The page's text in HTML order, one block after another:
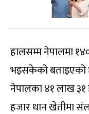
हालसम्म नेपालमा
भइसकेको बताइएको
नेपालका ४१ लाख
हजार धान खेतीमा